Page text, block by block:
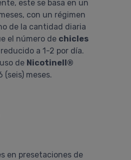
este se basa en un
con un régimen
de la cantidad diaria
el número de chicles
a 1-2 por día.
de Nicotinell®
(seis) meses.
en presetaciones de